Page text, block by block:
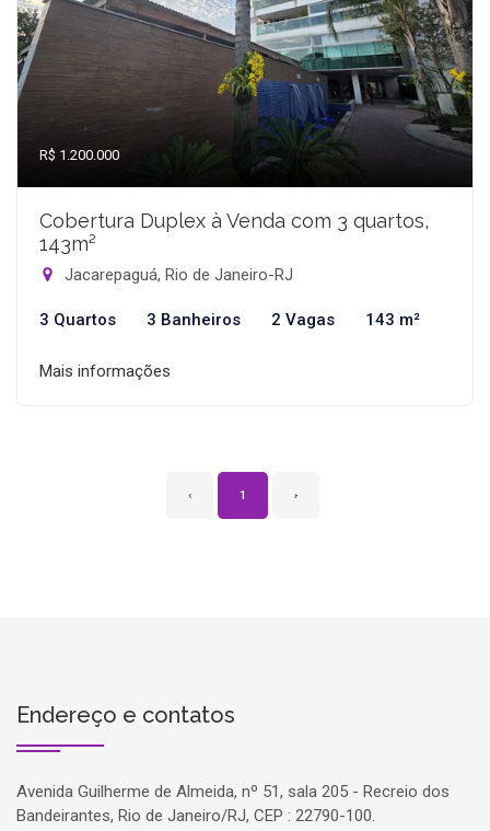
R$ 1.200.000
Cobertura Duplex à Venda com 3 quartos,
143m²
Jacarepaguá, Rio de Janeiro-RJ
3 Quartos 3 Banheiros 2 Vagas 143 m²
Mais informações
‹ 1 ›
Endereço e contatos
Avenida Guilherme de Almeida, nº 51, sala 205 - Recreio dos
Bandeirantes, Rio de Janeiro/RJ, CEP : 22790-100.